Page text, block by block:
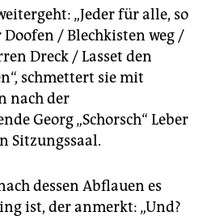
„Jeder für alle, so
/ Blechkisten weg /
Dreck / Lasset den
schmettert sie mit
nach der
Georg „Schorsch“ Leber
Sitzungssaal.
dessen Abflauen es
ist, der anmerkt: „Und?